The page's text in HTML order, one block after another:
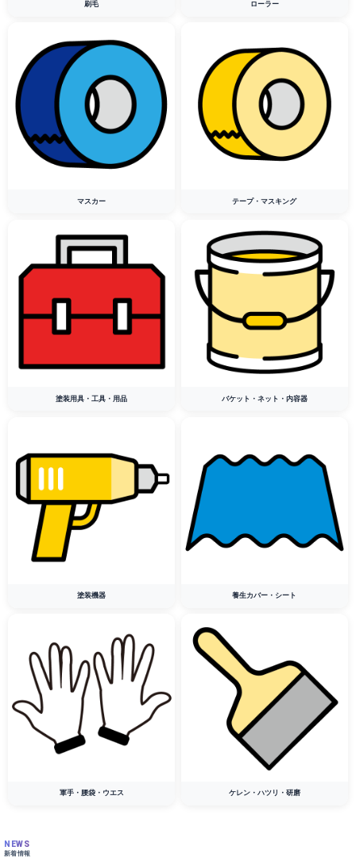
刷毛 ローラー
マスカー テープ・マスキング
塗装用具・工具・用品 バケット・ネット・内容器
塗装機器 養生カバー・シート
軍手・腰袋・ウエス ケレン・ハツリ・研磨
NEWS
新着情報